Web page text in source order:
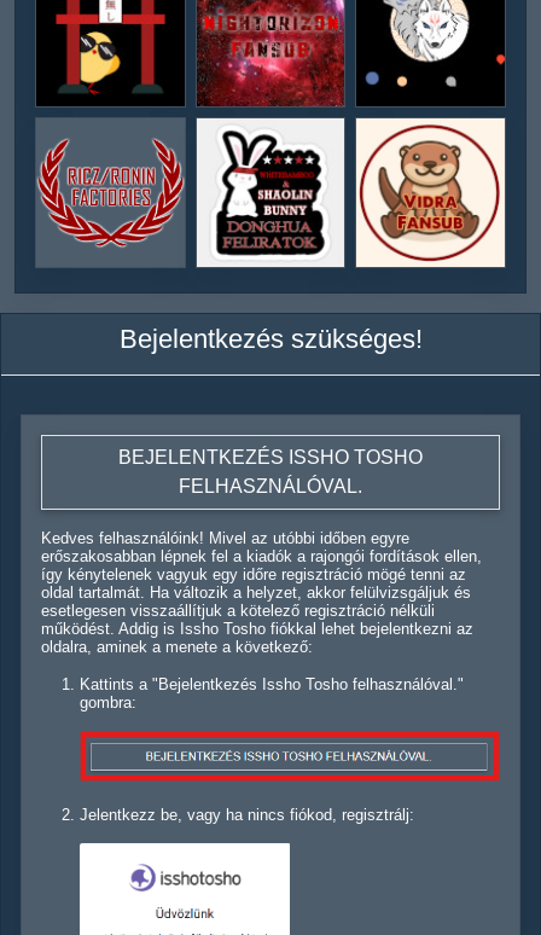
Bejelentkezés szükséges!
BEJELENTKEZÉS ISSHO TOSHO
FELHASZNÁLÓVAL.
Kedves felhasználóink! Mivel az utóbbi időben egyre
erőszakosabban lépnek fel a kiadók a rajongói fordítások ellen,
így kénytelenek vagyuk egy időre regisztráció mögé tenni az
oldal tartalmát. Ha változik a helyzet, akkor felülvizsgáljuk és
esetlegesen visszaállítjuk a kötelező regisztráció nélküli
működést. Addig is Issho Tosho fiókkal lehet bejelentkezni az
oldalra, aminek a menete a következő:
Kattints a "Bejelentkezés Issho Tosho felhasználóval."
gombra:
Jelentkezz be, vagy ha nincs fiókod, regisztrálj: